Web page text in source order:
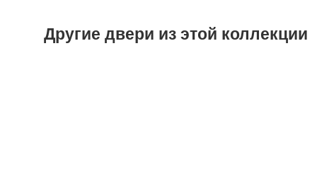
Другие двери из этой коллекции